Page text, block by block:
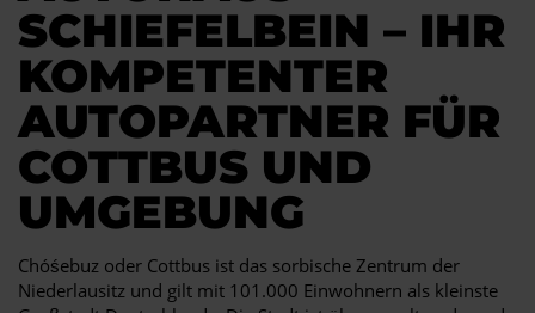
SCHIEFELBEIN – IHR
KOMPETENTER
AUTOPARTNER FÜR
COTTBUS UND
UMGEBUNG
Chóśebuz oder Cottbus ist das sorbische Zentrum der
Niederlausitz und gilt mit 101.000 Einwohnern als kleinste